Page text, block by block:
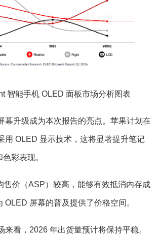
智能手机 OLED 面板市场分析图表
幕升级成为本次报告的亮点。苹果计划在
用 OLED 显示技术，这将显著提升笔记
彩表现。
售价（ASP）较高，能够有效抵消内存成
OLED 屏幕的普及提供了价格空间。
来看，2026 年出货量预计将保持平稳。